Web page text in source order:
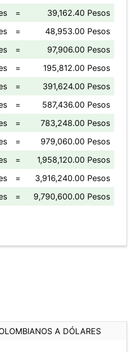
=
39,162.40 Pesos
=
48,953.00 Pesos
=
97,906.00 Pesos
=
195,812.00 Pesos
=
391,624.00 Pesos
=
587,436.00 Pesos
=
783,248.00 Pesos
=
979,060.00 Pesos
=
1,958,120.00 Pesos
=
3,916,240.00 Pesos
= 9,790,600.00 Pesos
A DÓLARES